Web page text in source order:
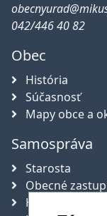
042/446 40 82
Obec
História
Súčasnosť
Mapy obce a
Samospráva
Starosta
Obecné
Hlavný